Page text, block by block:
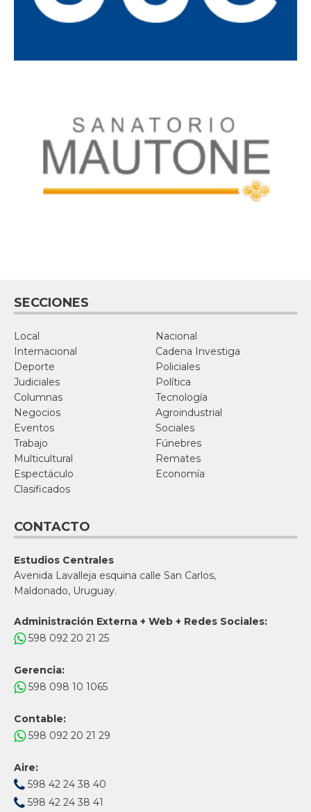
SECCIONES
Local
Nacional
Internacional
Cadena Investiga
Deporte
Policiales
Judiciales
Política
Columnas
Tecnología
Negocios
Agroindustrial
Eventos
Sociales
Trabajo
Fúnebres
Multicultural
Remates
Espectáculo
Economía
Clasificados
CONTACTO
Estudios Centrales
Avenida Lavalleja esquina calle San Carlos,
Maldonado, Uruguay.
Administración Externa + Web + Redes Sociales:
598 092 20 21 25
Gerencia:
598 098 10 1065
Contable:
598 092 20 21 29
Aire:
598 42 24 38 40
598 42 24 38 41